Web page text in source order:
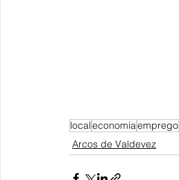
localeconomiaemprego
Arcos de Valdevez